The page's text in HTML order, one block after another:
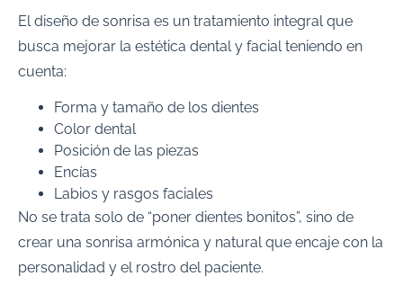
El diseño de sonrisa es un tratamiento integral que
busca mejorar la estética dental y facial teniendo en
cuenta:
Forma y tamaño de los dientes
Color dental
Posición de las piezas
Encías
Labios y rasgos faciales
No se trata solo de “poner dientes bonitos”, sino de
crear una sonrisa armónica y natural que encaje con la
personalidad y el rostro del paciente.